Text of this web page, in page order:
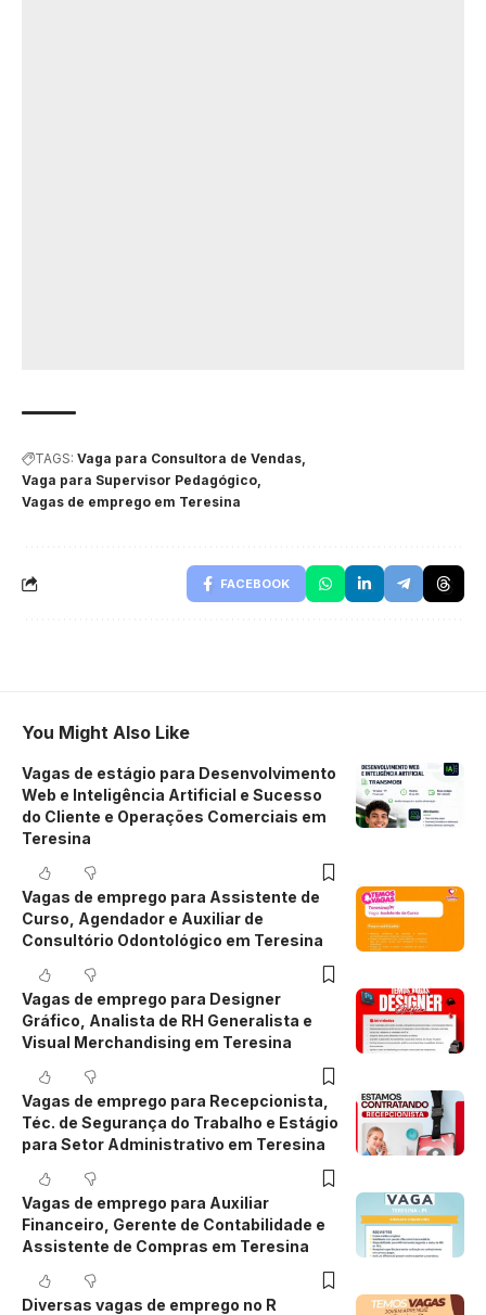
TAGS: Vaga para Consultora de Vendas
Vaga para Supervisor Pedagógico
Vagas de emprego em Teresina
FACEBOOK
You Might Also Like
Vagas de estágio para Desenvolvimento
Web e Inteligência Artificial e Sucesso
do Cliente e Operações Comerciais em
Teresina
Vagas de emprego para Assistente de
Curso, Agendador e Auxiliar de
Consultório Odontológico em Teresina
Vagas de emprego para Designer
Gráfico, Analista de RH Generalista e
Visual Merchandising em Teresina
Vagas de emprego para Recepcionista,
Téc. de Segurança do Trabalho e Estágio
para Setor Administrativo em Teresina
Vagas de emprego para Auxiliar
Financeiro, Gerente de Contabilidade e
Assistente de Compras em Teresina
Diversas vagas de emprego no R